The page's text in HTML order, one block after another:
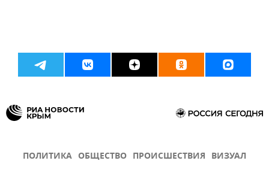
ПОЛИТИКА ОБЩЕСТВО ПРОИСШЕСТВИЯ ВИЗУАЛ